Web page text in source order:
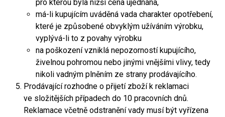
pro kterou byla nižší cena ujednána,
má-li kupujícím uváděná vada charakter opotřebení,
které je způsobené obvyklým užíváním výrobku,
vyplývá-li to z povahy výrobku
na poškození vzniklá nepozorností kupujícího,
živelnou pohromou nebo jinými vnějšími vlivy, tedy
nikoli vadným plněním ze strany prodávajícího.
Prodávající rozhodne o přijetí zboží k reklamaci
ve složitějších případech do 10 pracovních dnů.
Reklamace včetně odstranění vady musí být vyřízena